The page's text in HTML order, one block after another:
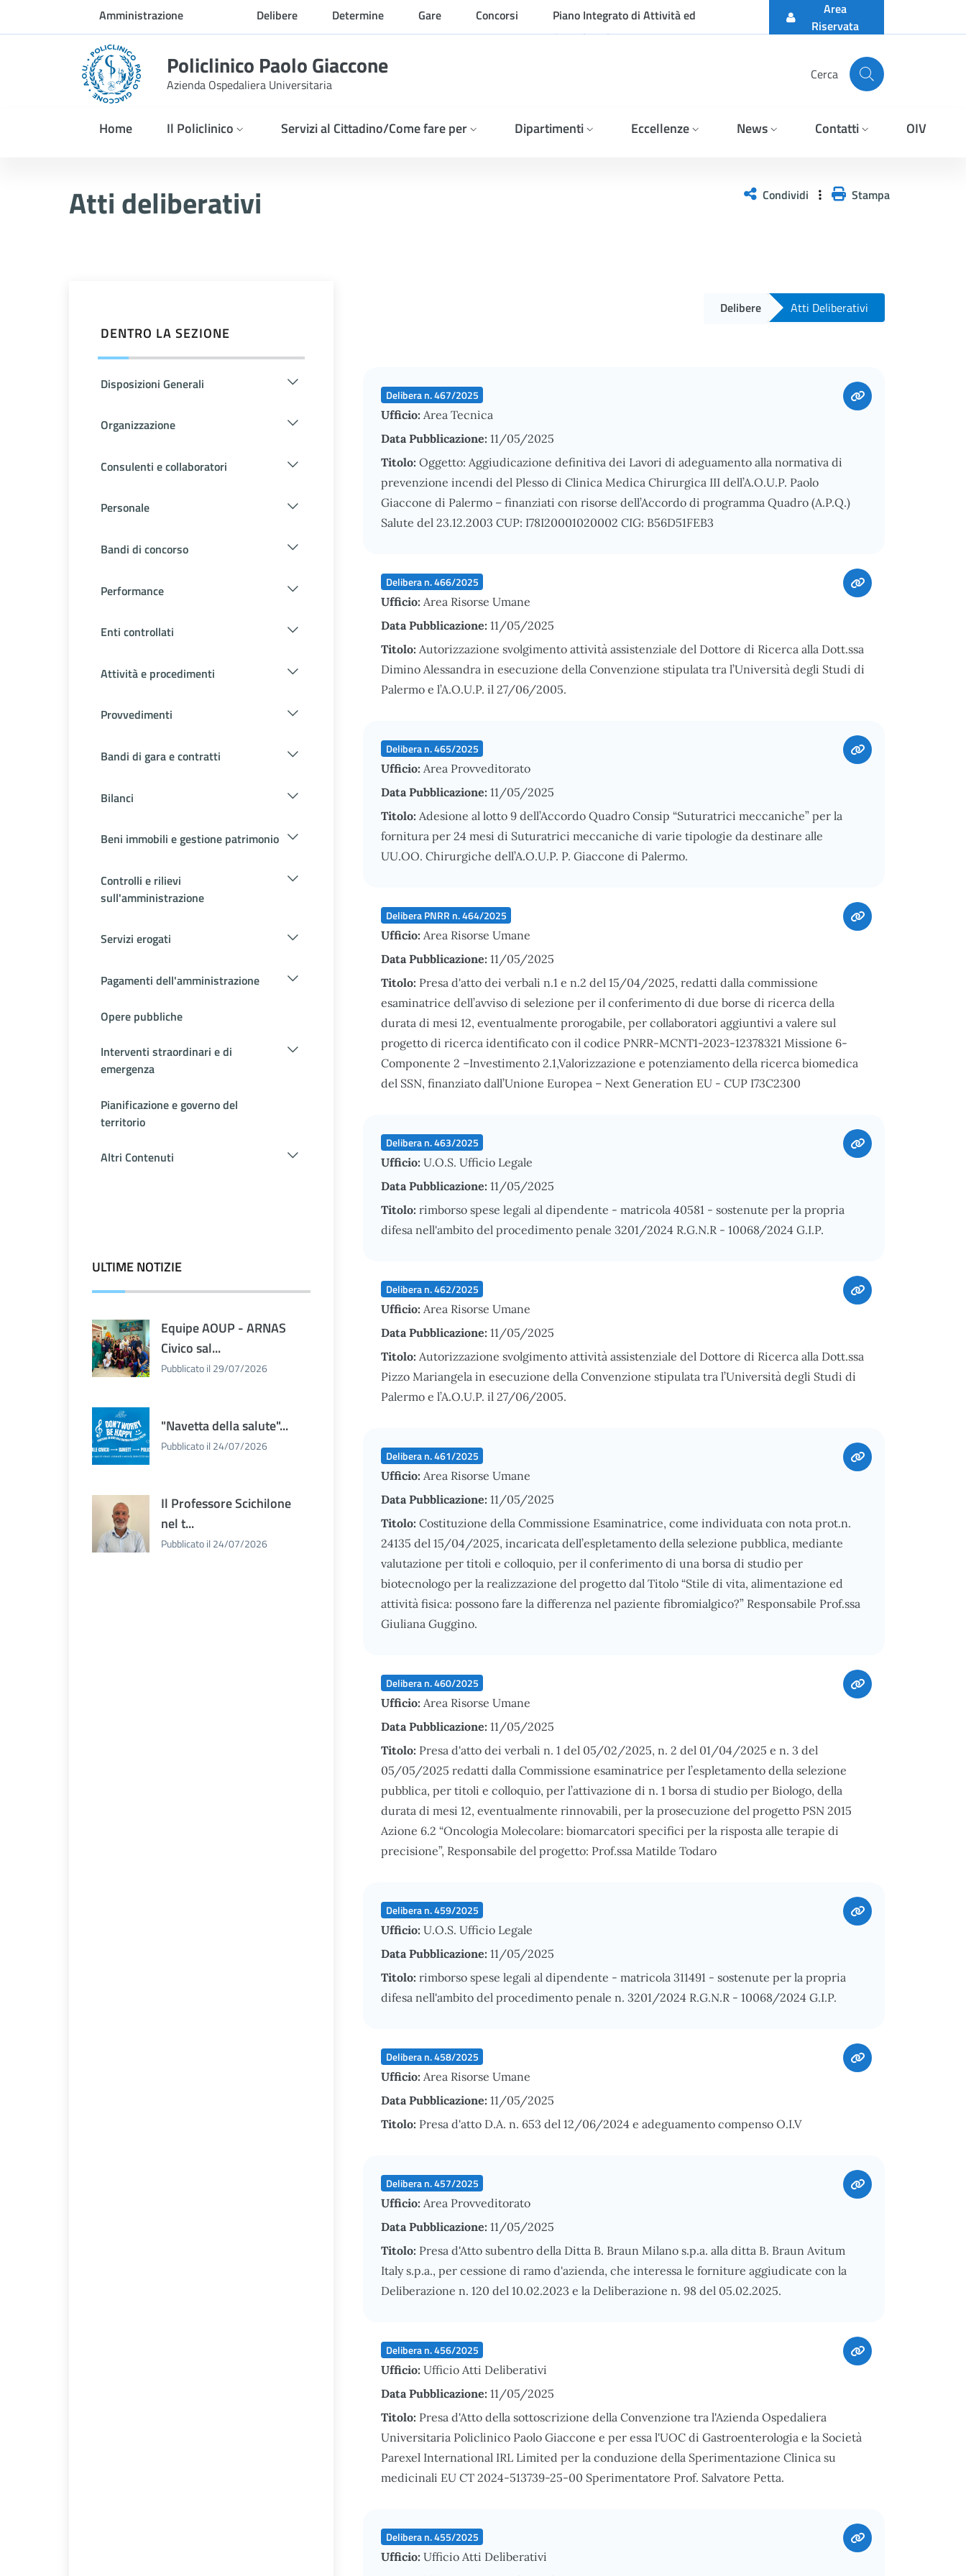
Skip to Main ContentAmministrazione
trasparente
Delibere Determine Gare Concorsi
Piano Integrato di Attività ed
Organizzazione
Area
Riservata
Policlinico Paolo Giaccone
Azienda Ospedaliera Universitaria
Cerca
Home Il Policlinico Servizi al Cittadino/Come fare per Dipartimenti Eccellenze News Contatti OIV
Atti deliberativi Condividi Stampa
DENTRO LA SEZIONE
Disposizioni Generali
Organizzazione
Consulenti e collaboratori
Personale
Bandi di concorso
Performance
Enti controllati
Attività e procedimenti
Provvedimenti
Bandi di gara e contratti
Bilanci
Beni immobili e gestione patrimonio
Controlli e rilievi
sull'amministrazione
Servizi erogati
Pagamenti dell'amministrazione
Opere pubbliche
Interventi straordinari e di
emergenza
Pianificazione e governo del
territorio
Altri Contenuti
ULTIME NOTIZIE
Equipe AOUP - ARNAS
Civico sal...
Pubblicato il 29/07/2026
"Navetta della salute"...
Pubblicato il 24/07/2026
Il Professore Scichilone
nel t...
Pubblicato il 24/07/2026
Delibere Atti Deliberativi
Delibera n. 467/2025
Ufficio: Area Tecnica
Data Pubblicazione: 11/05/2025
Titolo: Oggetto: Aggiudicazione definitiva dei Lavori di adeguamento alla normativa di
prevenzione incendi del Plesso di Clinica Medica Chirurgica III dell’A.O.U.P. Paolo
Giaccone di Palermo – finanziati con risorse dell’Accordo di programma Quadro (A.P.Q.)
Salute del 23.12.2003 CUP: I78I20001020002 CIG: B56D51FEB3
Delibera n. 466/2025
Ufficio: Area Risorse Umane
Data Pubblicazione: 11/05/2025
Titolo: Autorizzazione svolgimento attività assistenziale del Dottore di Ricerca alla Dott.ssa
Dimino Alessandra in esecuzione della Convenzione stipulata tra l’Università degli Studi di
Palermo e l’A.O.U.P. il 27/06/2005.
Delibera n. 465/2025
Ufficio: Area Provveditorato
Data Pubblicazione: 11/05/2025
Titolo: Adesione al lotto 9 dell’Accordo Quadro Consip “Suturatrici meccaniche” per la
fornitura per 24 mesi di Suturatrici meccaniche di varie tipologie da destinare alle
UU.OO. Chirurgiche dell’A.O.U.P. P. Giaccone di Palermo.
Delibera PNRR n. 464/2025
Ufficio: Area Risorse Umane
Data Pubblicazione: 11/05/2025
Titolo: Presa d'atto dei verbali n.1 e n.2 del 15/04/2025, redatti dalla commissione
esaminatrice dell’avviso di selezione per il conferimento di due borse di ricerca della
durata di mesi 12, eventualmente prorogabile, per collaboratori aggiuntivi a valere sul
progetto di ricerca identificato con il codice PNRR-MCNT1-2023-12378321 Missione 6-
Componente 2 –Investimento 2.1,Valorizzazione e potenziamento della ricerca biomedica
del SSN, finanziato dall’Unione Europea – Next Generation EU - CUP I73C2300
Delibera n. 463/2025
Ufficio: U.O.S. Ufficio Legale
Data Pubblicazione: 11/05/2025
Titolo: rimborso spese legali al dipendente - matricola 40581 - sostenute per la propria
difesa nell'ambito del procedimento penale 3201/2024 R.G.N.R - 10068/2024 G.I.P.
Delibera n. 462/2025
Ufficio: Area Risorse Umane
Data Pubblicazione: 11/05/2025
Titolo: Autorizzazione svolgimento attività assistenziale del Dottore di Ricerca alla Dott.ssa
Pizzo Mariangela in esecuzione della Convenzione stipulata tra l’Università degli Studi di
Palermo e l’A.O.U.P. il 27/06/2005.
Delibera n. 461/2025
Ufficio: Area Risorse Umane
Data Pubblicazione: 11/05/2025
Titolo: Costituzione della Commissione Esaminatrice, come individuata con nota prot.n.
24135 del 15/04/2025, incaricata dell’espletamento della selezione pubblica, mediante
valutazione per titoli e colloquio, per il conferimento di una borsa di studio per
biotecnologo per la realizzazione del progetto dal Titolo “Stile di vita, alimentazione ed
attività fisica: possono fare la differenza nel paziente fibromialgico?” Responsabile Prof.ssa
Giuliana Guggino.
Delibera n. 460/2025
Ufficio: Area Risorse Umane
Data Pubblicazione: 11/05/2025
Titolo: Presa d'atto dei verbali n. 1 del 05/02/2025, n. 2 del 01/04/2025 e n. 3 del
05/05/2025 redatti dalla Commissione esaminatrice per l’espletamento della selezione
pubblica, per titoli e colloquio, per l’attivazione di n. 1 borsa di studio per Biologo, della
durata di mesi 12, eventualmente rinnovabili, per la prosecuzione del progetto PSN 2015
Azione 6.2 “Oncologia Molecolare: biomarcatori specifici per la risposta alle terapie di
precisione”, Responsabile del progetto: Prof.ssa Matilde Todaro
Delibera n. 459/2025
Ufficio: U.O.S. Ufficio Legale
Data Pubblicazione: 11/05/2025
Titolo: rimborso spese legali al dipendente - matricola 311491 - sostenute per la propria
difesa nell'ambito del procedimento penale n. 3201/2024 R.G.N.R - 10068/2024 G.I.P.
Delibera n. 458/2025
Ufficio: Area Risorse Umane
Data Pubblicazione: 11/05/2025
Titolo: Presa d'atto D.A. n. 653 del 12/06/2024 e adeguamento compenso O.I.V
Delibera n. 457/2025
Ufficio: Area Provveditorato
Data Pubblicazione: 11/05/2025
Titolo: Presa d'Atto subentro della Ditta B. Braun Milano s.p.a. alla ditta B. Braun Avitum
Italy s.p.a., per cessione di ramo d'azienda, che interessa le forniture aggiudicate con la
Deliberazione n. 120 del 10.02.2023 e la Deliberazione n. 98 del 05.02.2025.
Delibera n. 456/2025
Ufficio: Ufficio Atti Deliberativi
Data Pubblicazione: 11/05/2025
Titolo: Presa d'Atto della sottoscrizione della Convenzione tra l'Azienda Ospedaliera
Universitaria Policlinico Paolo Giaccone e per essa l'UOC di Gastroenterologia e la Società
Parexel International IRL Limited per la conduzione della Sperimentazione Clinica su
medicinali EU CT 2024-513739-25-00 Sperimentatore Prof. Salvatore Petta.
Delibera n. 455/2025
Ufficio: Ufficio Atti Deliberativi